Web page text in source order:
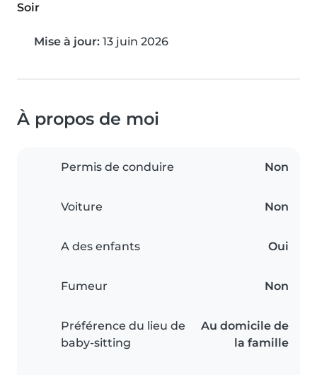
Soir
Mise à jour: 13 juin 2026
À propos de moi
Permis de conduire Non
Voiture Non
A des enfants Oui
Fumeur Non
Préférence du lieu de
baby-sitting
Au domicile de
la famille